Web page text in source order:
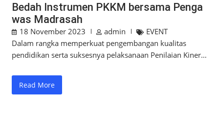
Bedah Instrumen PKKM bersama Penga
was Madrasah
18 November 2023 admin
EVENT
Dalam rangka memperkuat pengembangan kualitas
pendidikan serta suksesnya pelaksanaan Penilaian Kiner…
Read More